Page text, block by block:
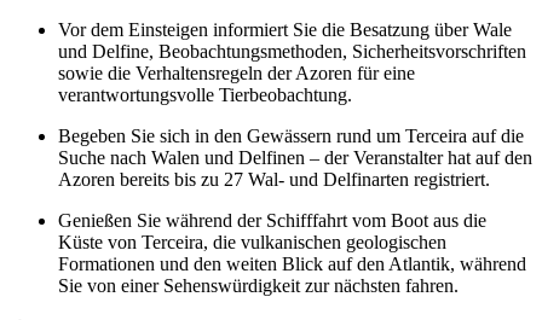
Vor dem Einsteigen informiert Sie die Besatzung über Wale
und Delfine, Beobachtungsmethoden, Sicherheitsvorschriften
sowie die Verhaltensregeln der Azoren für eine
verantwortungsvolle Tierbeobachtung.
Begeben Sie sich in den Gewässern rund um Terceira auf die
Suche nach Walen und Delfinen – der Veranstalter hat auf den
Azoren bereits bis zu 27 Wal- und Delfinarten registriert.
Genießen Sie während der Schifffahrt vom Boot aus die
Küste von Terceira, die vulkanischen geologischen
Formationen und den weiten Blick auf den Atlantik, während
Sie von einer Sehenswürdigkeit zur nächsten fahren.